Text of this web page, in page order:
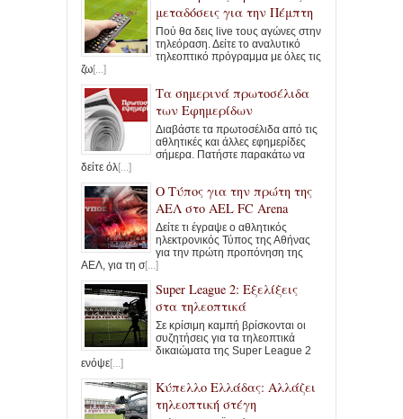
μεταδόσεις για την Πέμπτη
Πού θα δεις live τους αγώνες στην
τηλεόραση. Δείτε το αναλυτικό
τηλεοπτικό πρόγραμμα με όλες τις
ζω[...]
Τα σημερινά πρωτοσέλιδα
των Εφημερίδων
Διαβάστε τα πρωτοσέλιδα από τις
αθλητικές και άλλες εφημερίδες
σήμερα. Πατήστε παρακάτω να
δείτε όλ[...]
Ο Τύπος για την πρώτη της
ΑΕΛ στο AEL FC Arena
Δείτε τι έγραψε ο αθλητικός
ηλεκτρονικός Τύπος της Αθήνας
για την πρώτη προπόνηση της
ΑΕΛ, για τη σ[...]
Super League 2: Εξελίξεις
στα τηλεοπτικά
Σε κρίσιμη καμπή βρίσκονται οι
συζητήσεις για τα τηλεοπτικά
δικαιώματα της Super League 2
ενόψε[...]
Κύπελλο Ελλάδας: Αλλάζει
τηλεοπτική στέγη